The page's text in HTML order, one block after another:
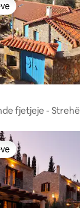
fjetjeje -